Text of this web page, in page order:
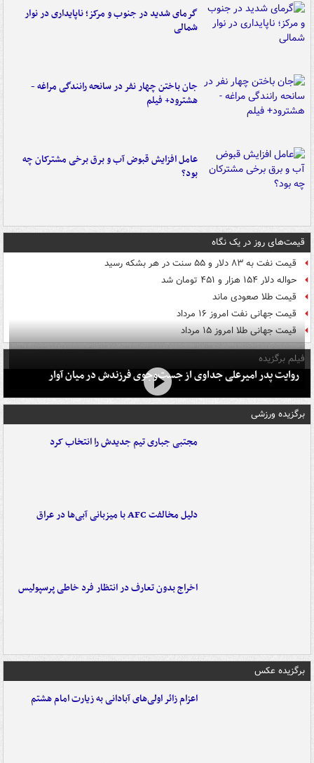
گرمای شدید در جنوب و مرکز؛ ناپایداری در نوار
شمالی
جان باختن چهار نفر در سانحه رانندگی مراغه -
هشترود+ فیلم
عامل افزایش قبوض آب و برق برخی مشترکان چه
بود؟
قیمت‌های روز در یک نگاه
قیمت نفت به ۸۳ دلار و ۵۵ سنت در هر بشکه رسید
حواله دلار ۱۵۴ هزار و ۴۵۱ تومان شد
قیمت طلا صعودی ماند
قیمت جهانی نفت امروز ۱۶ مرداد
قیمت جهانی طلا امروز ۱۵ مرداد
فیلم برگزیده
روایت پدر امیرعلی جداوی از جست‌وجوی فرزندش در میان آوار
برگزیده ورزشی
مجتبی جباری تیم جدیدش را انتخاب کرد
دلیل مخالفت AFC با میزبانی آبی‌ها در عراق
اخراج بدون تعارف در انتظار فرد خاطی پرسپولیس
برگزیده عکس
اعزام زائر اولی‌های آبادانی به زیارت امام هشتم